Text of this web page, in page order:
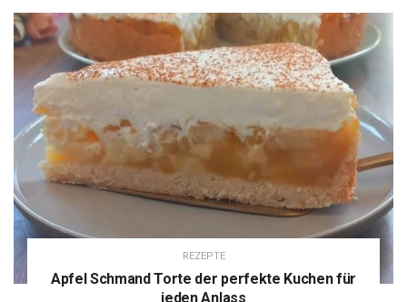
REZEPTE
Apfel Schmand Torte der perfekte Kuchen für
jeden Anlass